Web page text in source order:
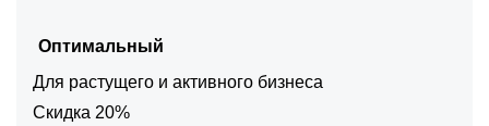
Оптимальный
Для растущего и активного бизнеса
Скидка 20%